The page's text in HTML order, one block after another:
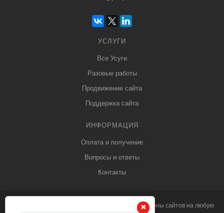
УСЛУГИ
Все Усуги
Разовые работы
Продвижение сайта
Поддержка сайта
ИНФОРМАЦИЯ
Оплата и получение
Вопросы и ответы
Контакты
tpls.ru профессиональныешаблоны сайтов на любую
✖
✖